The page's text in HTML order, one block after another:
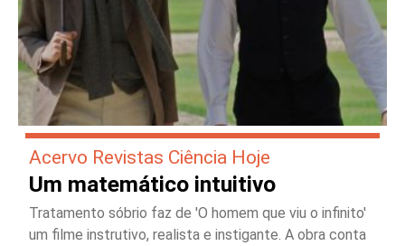
Acervo Revistas Ciência Hoje
Um matemático intuitivo
Tratamento sóbrio faz de 'O homem que viu o infinito'
um filme instrutivo, realista e instigante. A obra conta